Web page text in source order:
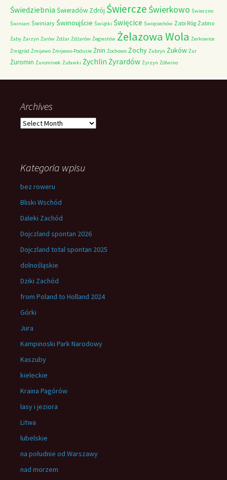
Świedziebnia Świeradów Zdrój Świercze Świerkowo Świerzno
Świniarc Świniary Świnoujście Świątki Święcice Święciechów Żabi Róg Żabno
Żaby Żarzyn Żarów Żdżar Żdżarów Żegiestów Żelazowa Wola Żerkowice
Żmigród Żmijewo Żmijewo-Podusie Żnin Żochowo Żochy Żubryn Żuków Żur
Żuromin Żurominek Żuławki Żychlin Żyrardów Żyrzyn Żółwino
Archives
Archives
Kategoria wpisu
bez roweru
Bliski Wschód
Daleki Zachód
Dojczland spontan 2026
Dojczland total spontan 2025
dolnośląskie
Dziki Zachód
from Poland to Holland 2024
Górki
Jura
Kampinoski Park Narodowy
Kaszuby
kieleckie
Kraina Pagórów
lasy i jeziora
Litwa
lubelskie
na południe od Warszawy
nad morzem